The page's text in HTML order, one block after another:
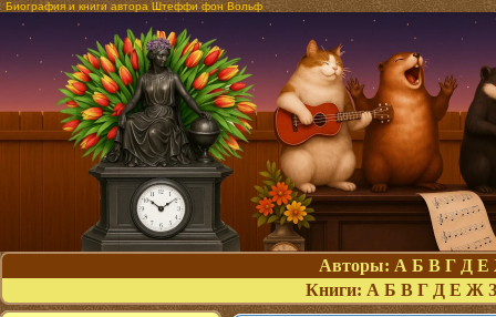
Биография и книги автора Штеффи фон Вольф
Авторы: А Б В Г Д Е
Книги: А Б В Г Д Е Ж З